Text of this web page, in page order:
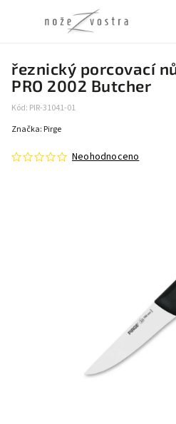
řeznický porcovací
PRO 2002 Butcher
Kód: PIR-31041-01
Neohodnoceno
Značka: Pirge